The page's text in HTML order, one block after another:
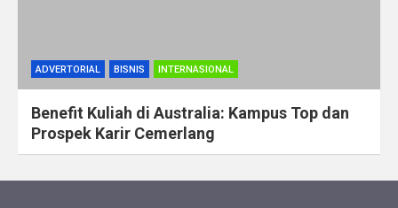
ADVERTORIAL BISNIS INTERNASIONAL
Benefit Kuliah di Australia: Kampus Top dan
Prospek Karir Cemerlang